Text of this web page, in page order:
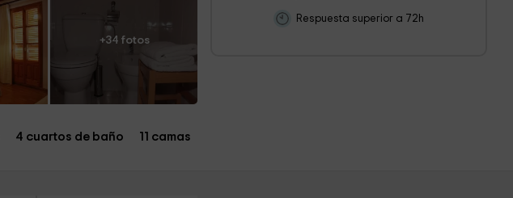
+34 fotos
Respuesta superior a 72h
4 cuartos de baño 11 camas